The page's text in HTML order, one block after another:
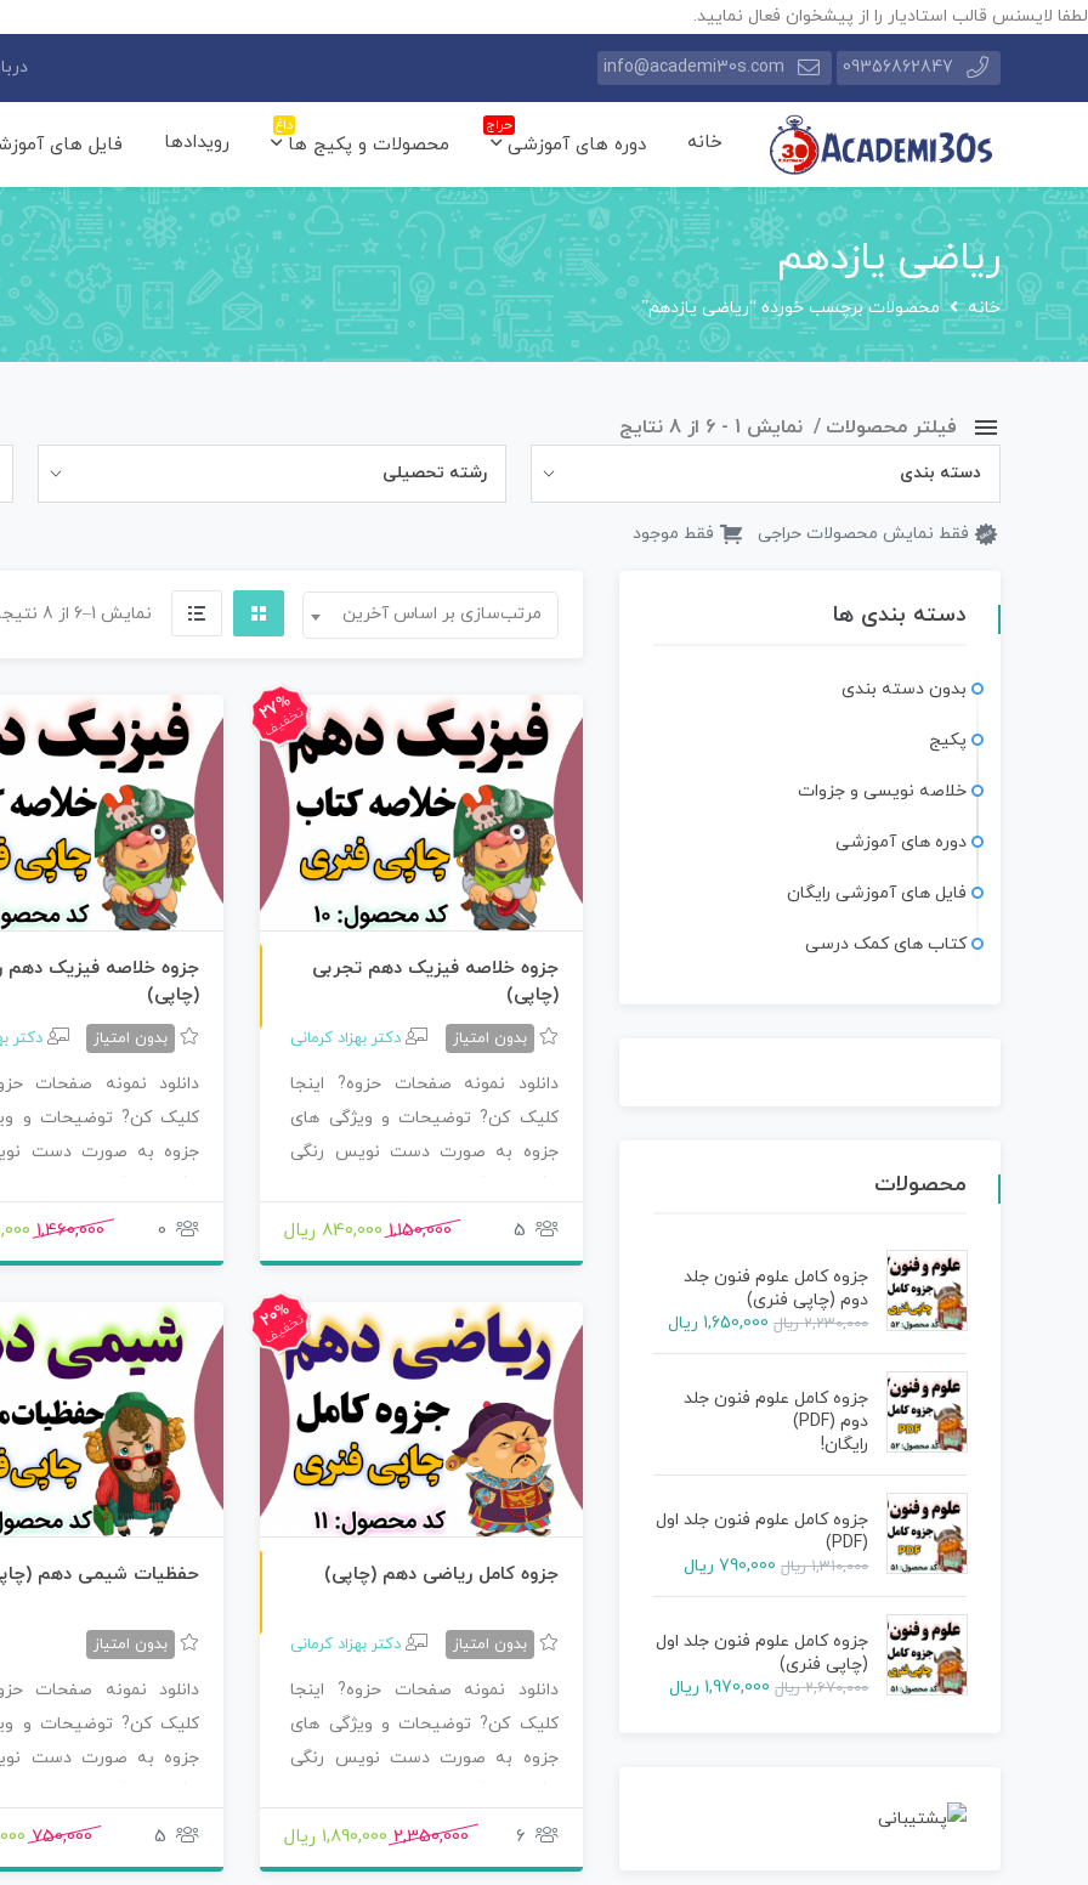
لطفا لایسنس قالب استادیار را از پیشخوان فعال نمایید.
09356862847
info@academi30s.com
خانه دوره های آموزشی
حراج
محصولات و پکیج ها
داغ
رویدادها فایل های
ریاضی یازدهم
خانه محصولات برچسب خورده “ریاضی یازدهم”
فیلتر محصولات نمایش 1 - 6 از 8 نتایج
دسته بندی رشته تحصیلی
فقط نمایش محصولات حراجی فقط موجود
مرتب‌سازی بر اساس آخرین نمایش 1–6 از 8 نتیجه
27%
تخفیف
جزوه خلاصه فیزیک دهم تجربی
(چاپی)
بدون امتیاز دکتر بهزاد کرمانی
دانلود نمونه صفحات حزوه? اینجا
کلیک کن? توضیحات و ویژگی های
جزوه به صورت دست نویس رنگی
5
1,150,000 840,000 ریال
جزوه خلاصه فیزیک دهم
(چاپی)
بدون امتیاز دکتر
دانلود نمونه صفحات
کلیک کن? توضیحات و
جزوه به صورت دست
0
1,460,000
20%
تخفیف
جزوه کامل ریاضی دهم (چاپی)
بدون امتیاز دکتر بهزاد کرمانی
دانلود نمونه صفحات حزوه? اینجا
کلیک کن? توضیحات و ویژگی های
جزوه به صورت دست نویس رنگی
6
2,350,000 1,890,000 ریال
حفظیات شیمی دهم
بدون امتیاز
دانلود نمونه صفحات
کلیک کن? توضیحات و
جزوه به صورت دست
5
750,000
دسته بندی ها
بدون دسته بندی
پکیج
خلاصه نویسی و جزوات
دوره های آموزشی
فایل های آموزشی رایگان
کتاب های کمک درسی
محصولات
جزوه کامل علوم فنون جلد
دوم (چاپی فنری)
2,230,000 ریال 1,650,000 ریال
جزوه کامل علوم فنون جلد
دوم (PDF)
رایگان!
جزوه کامل علوم فنون جلد اول
(PDF)
1,310,000 ریال 790,000 ریال
جزوه کامل علوم فنون جلد اول
(چاپی فنری)
2,670,000 ریال 1,970,000 ریال